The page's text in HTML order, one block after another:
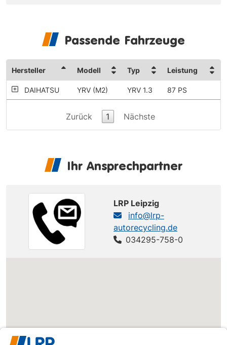
Passende Fahrzeuge
Hersteller Modell Typ Leistung
DAIHATSU YRV (M2) YRV 1.3 87 PS
Zurück 1 Nächste
Ihr Ansprechpartner
LRP Leipzig
info@lrp-
autorecycling.de
034295-758-0